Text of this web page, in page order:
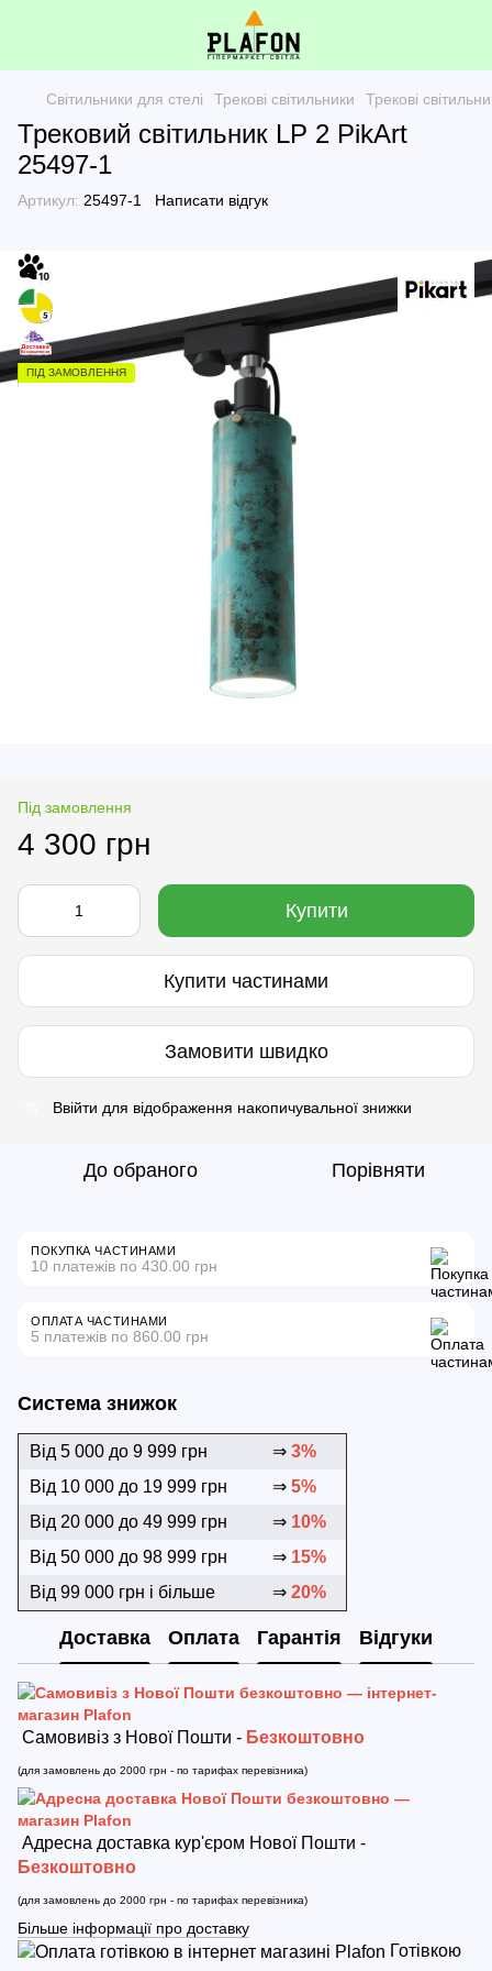
Світильники для стелі Трекові світильники Трекові
Трековий світильник LP 2 PikArt
25497-1
Артикул: 25497-1 Написати відгук
ПІД ЗАМОВЛЕННЯ
Під замовлення
4 300 грн
Купити
Купити частинами
Замовити швидко
Ввійти для відображення накопичувальної знижки
До обраного Порівняти
ПОКУПКА ЧАСТИНАМИ
10 платежів по 430.00 грн
ОПЛАТА ЧАСТИНАМИ
5 платежів по 860.00 грн
Система знижок
Від 5 000 до 9 999 грн ⇒ 3%
Від 10 000 до 19 999 грн
⇒ 5%
Від 20 000 до 49 999 грн
⇒ 10%
Від 50 000 до 98 999 грн
⇒ 15%
Від 99 000 грн і більше
⇒ 20%
Доставка Оплата Гарантія Відгуки
Самовивіз з Нової Пошти - Безкоштовно
(для замовлень до 2000 грн - по тарифах перевізника)
Адресна доставка кур'єром Нової Пошти -
Безкоштовно
(для замовлень до 2000 грн - по тарифах перевізника)
Більше інформації про доставку
Готівкою